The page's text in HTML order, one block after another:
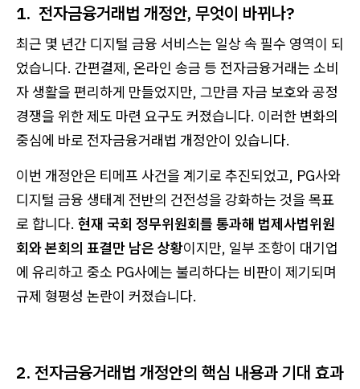
1. 전자금융거래법 개정안, 무엇이 바뀌나?
최근 몇 년간 디지털 금융 서비스는 일상 속 필수 영역이 되
었습니다. 간편결제, 온라인 송금 등 전자금융거래는 소비
자 생활을 편리하게 만들었지만, 그만큼 자금 보호와 공정
경쟁을 위한 제도 마련 요구도 커졌습니다. 이러한 변화의
중심에 바로 전자금융거래법 개정안이 있습니다.
이번 개정안은 티메프 사건을 계기로 추진되었고, PG사와
디지털 금융 생태계 전반의 건전성을 강화하는 것을 목표
로 합니다. 현재 국회 정무위원회를 통과해 법제사법위원
회와 본회의 표결만 남은 상황이지만, 일부 조항이 대기업
에 유리하고 중소 PG사에는 불리하다는 비판이 제기되며
규제 형평성 논란이 커졌습니다.
2. 전자금융거래법 개정안의 핵심 내용과 기대 효과